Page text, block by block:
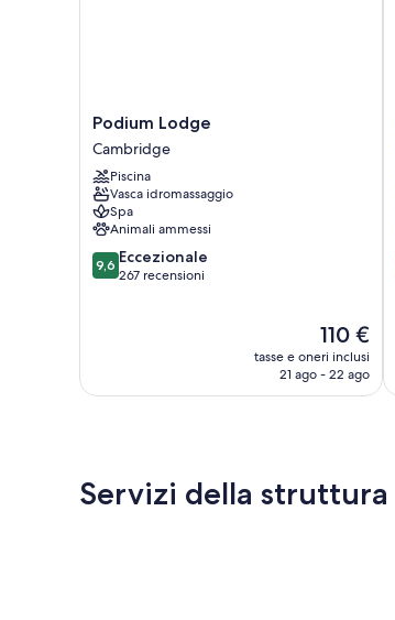
Podium
Lodge
Cambridge
Podium Lodge
Cambridge
Piscina
Vasca idromassaggio
Spa
Animali ammessi
9.6
su
9,6 Eccezionale
267 recensioni
Il
prezzo
attuale
110 €
tasse e oneri inclusi
21 ago - 22 ago
Servizi della struttura